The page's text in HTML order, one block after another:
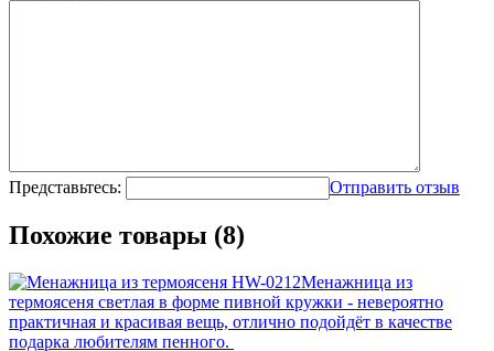
Представьтесь: Отправить отзыв
Похожие товары (8)